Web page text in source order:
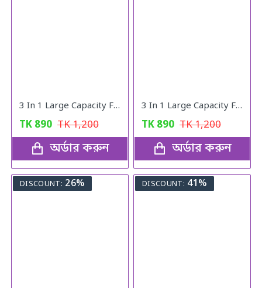
3 In 1 Large Capacity Foldable Travel Bag pink
TK 890 TK1,200
অর্ডার করুন
3 In 1 Large Capacity Foldable Travel Bag
TK 890 TK1,200
অর্ডার করুন
DISCOUNT: 26% DISCOUNT: 41%